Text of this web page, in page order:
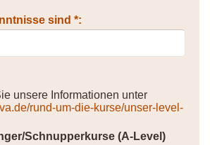
sind *:
unsere Informationen unter
rund-um-die-kurse/unser-level-
Schnupperkurse (A-Level)